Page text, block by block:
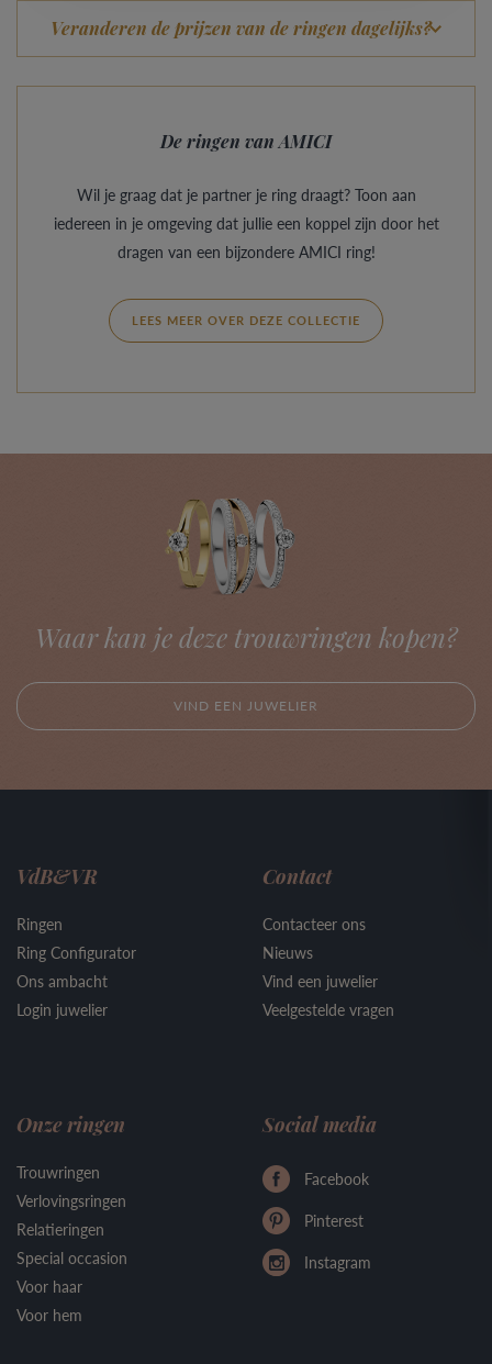
Veranderen de prijzen van de ringen dagelijks?
De ringen van AMICI
Wil je graag dat je partner je ring draagt? Toon aan
iedereen in je omgeving dat jullie een koppel zijn door het
dragen van een bijzondere AMICI ring!
LEES MEER OVER DEZE COLLECTIE
Waar kan je deze trouwringen kopen?
VIND EEN JUWELIER
VdB&VR
Ringen
Ring Configurator
Ons ambacht
Login juwelier
Contact
Contacteer ons
Nieuws
Vind een juwelier
Veelgestelde vragen
Onze ringen
Trouwringen
Verlovingsringen
Relatieringen
Special occasion
Voor haar
Voor hem
Social media
Facebook
Pinterest
Instagram